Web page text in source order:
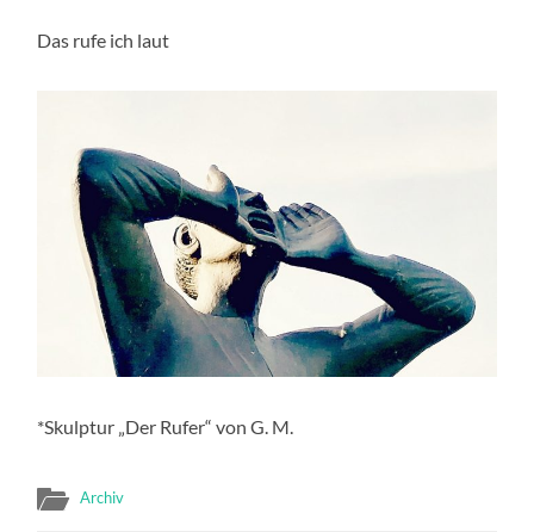
Das rufe ich laut
*Skulptur „Der Rufer“ von G. M.
Archiv